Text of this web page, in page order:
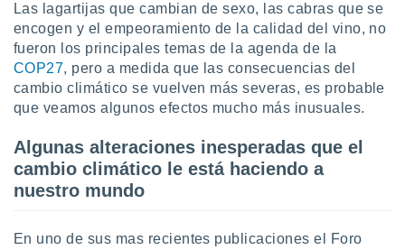
para
ni para
o
aunque
Puedes
acceder a
Las lagartijas que cambian de sexo, las cabras que se
encogen y el empeoramiento de la calidad del vino, no
fueron los principales temas de la agenda de la
COP27, pero a medida que las consecuencias del
cambio climático se vuelven más severas, es probable
que veamos algunos efectos mucho más inusuales.
Algunas alteraciones inesperadas que el
cambio climático le está haciendo a
nuestro mundo
En uno de sus mas recientes publicaciones el Foro